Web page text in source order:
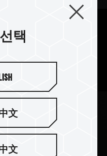
편리한 사용감
다.
택
文
文